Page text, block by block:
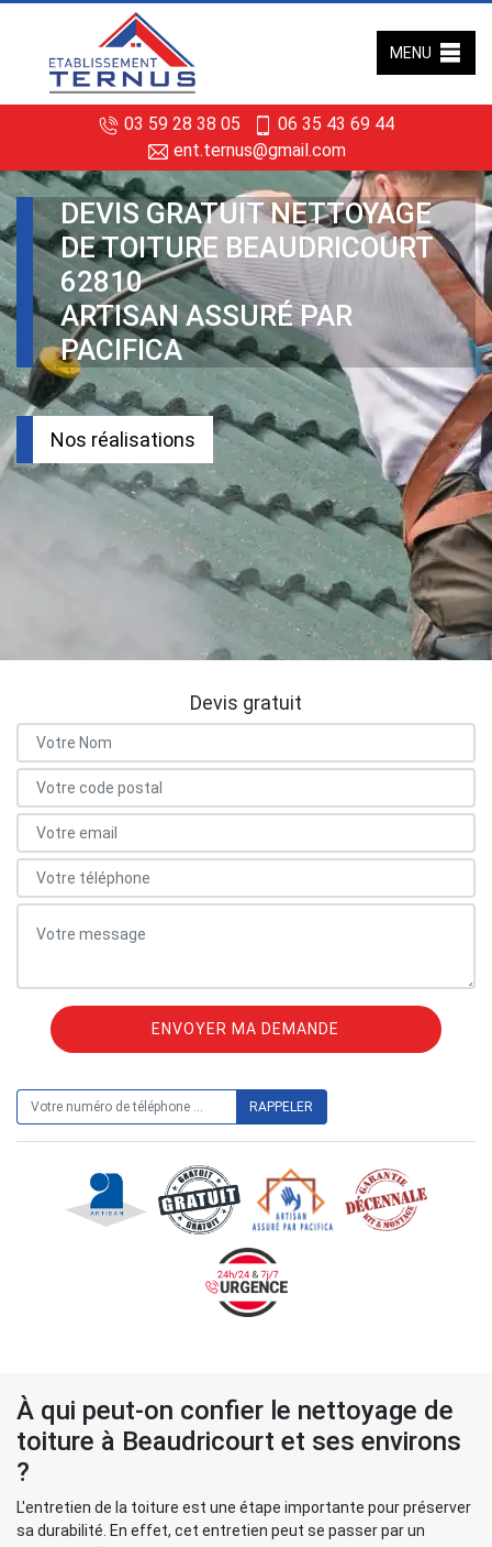
03 59 28 38 05
06 35 43 69 44
ent.ternus@gmail.com
MENU
DEVIS GRATUIT NETTOYAGE
DE TOITURE BEAUDRICOURT
62810
ARTISAN ASSURÉ PAR
PACIFICA
Nos réalisations
Devis gratuit
À qui peut-on confier le nettoyage de
toiture à Beaudricourt et ses environs
?
L'entretien de la toiture est une étape importante pour préserver
sa durabilité. En effet, cet entretien peut se passer par un